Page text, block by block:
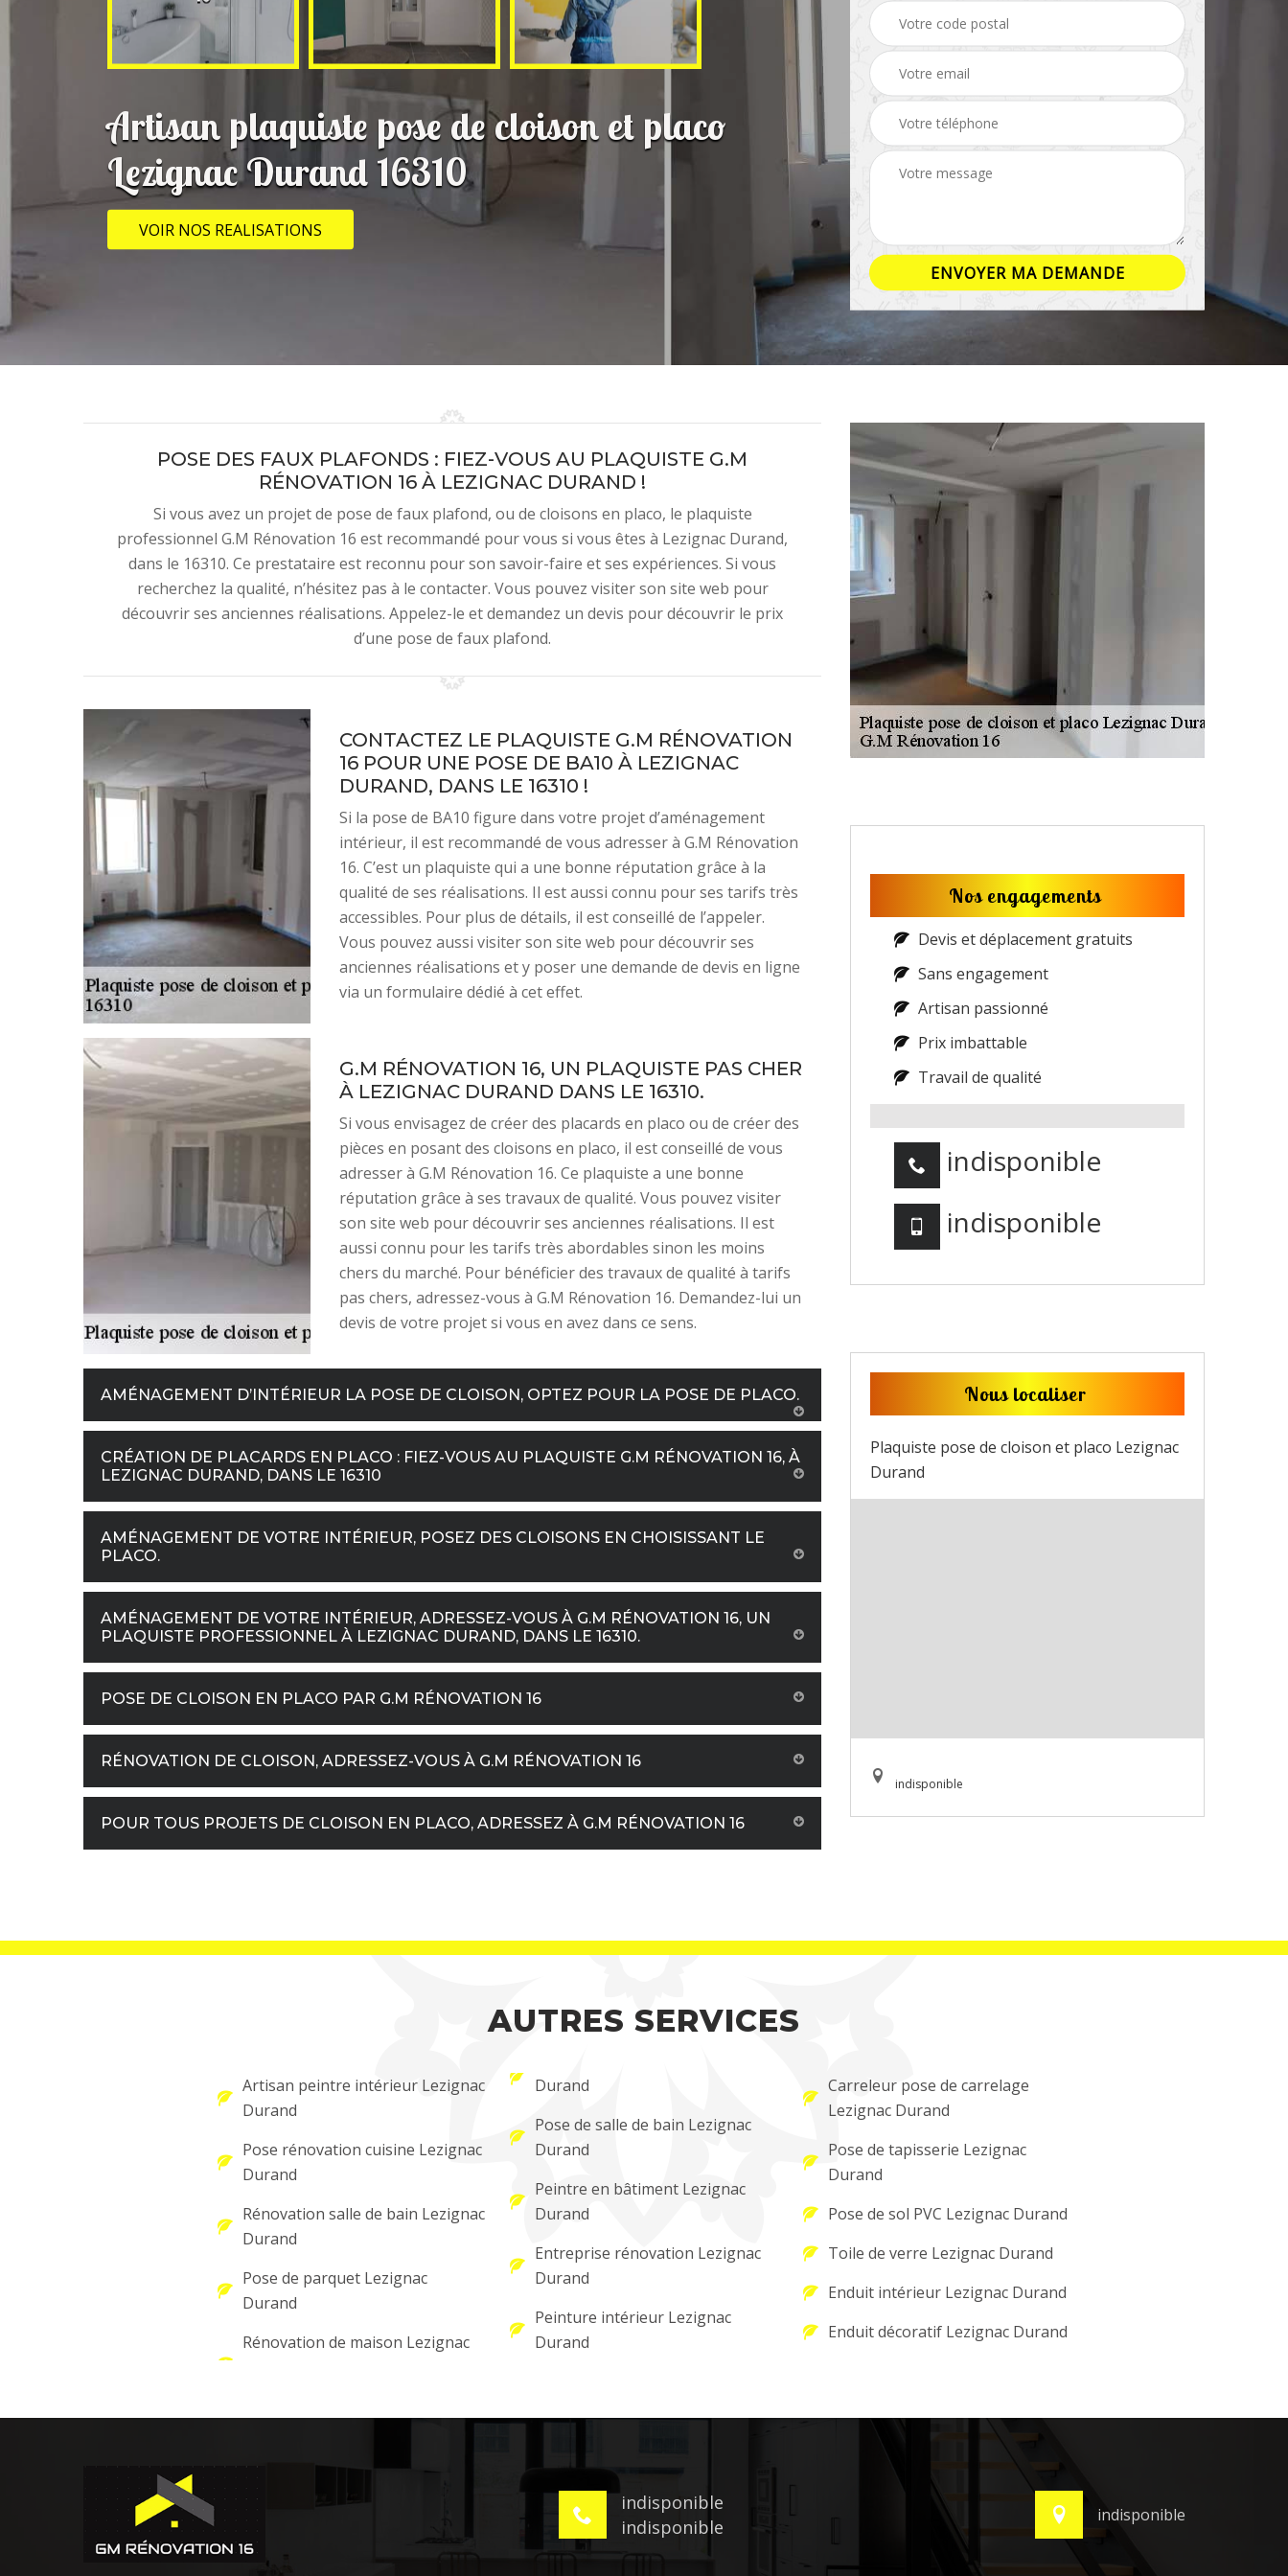
Artisan plaquiste pose de cloison et placo
Lezignac Durand 16310
VOIR NOS REALISATIONS
POSE DES FAUX PLAFONDS : FIEZ-VOUS AU PLAQUISTE G.M
RÉNOVATION 16 À LEZIGNAC DURAND !
Si vous avez un projet de pose de faux plafond, ou de cloisons en placo, le plaquiste
professionnel G.M Rénovation 16 est recommandé pour vous si vous êtes à Lezignac Durand,
dans le 16310. Ce prestataire est reconnu pour son savoir-faire et ses expériences. Si vous
recherchez la qualité, n’hésitez pas à le contacter. Vous pouvez visiter son site web pour
découvrir ses anciennes réalisations. Appelez-le et demandez un devis pour découvrir le prix
d’une pose de faux plafond.
CONTACTEZ LE PLAQUISTE G.M RÉNOVATION
16 POUR UNE POSE DE BA10 À LEZIGNAC
DURAND, DANS LE 16310 !
Si la pose de BA10 figure dans votre projet d’aménagement
intérieur, il est recommandé de vous adresser à G.M Rénovation
16. C’est un plaquiste qui a une bonne réputation grâce à la
qualité de ses réalisations. Il est aussi connu pour ses tarifs très
accessibles. Pour plus de détails, il est conseillé de l’appeler.
Vous pouvez aussi visiter son site web pour découvrir ses
anciennes réalisations et y poser une demande de devis en ligne
via un formulaire dédié à cet effet.
G.M RÉNOVATION 16, UN PLAQUISTE PAS CHER
À LEZIGNAC DURAND DANS LE 16310.
Si vous envisagez de créer des placards en placo ou de créer des
pièces en posant des cloisons en placo, il est conseillé de vous
adresser à G.M Rénovation 16. Ce plaquiste a une bonne
réputation grâce à ses travaux de qualité. Vous pouvez visiter
son site web pour découvrir ses anciennes réalisations. Il est
aussi connu pour les tarifs très abordables sinon les moins
chers du marché. Pour bénéficier des travaux de qualité à tarifs
pas chers, adressez-vous à G.M Rénovation 16. Demandez-lui un
devis de votre projet si vous en avez dans ce sens.
AMÉNAGEMENT D’INTÉRIEUR LA POSE DE CLOISON, OPTEZ POUR LA POSE DE PLACO.
CRÉATION DE PLACARDS EN PLACO : FIEZ-VOUS AU PLAQUISTE G.M RÉNOVATION 16, À
LEZIGNAC DURAND, DANS LE 16310
AMÉNAGEMENT DE VOTRE INTÉRIEUR, POSEZ DES CLOISONS EN CHOISISSANT LE
PLACO.
AMÉNAGEMENT DE VOTRE INTÉRIEUR, ADRESSEZ-VOUS À G.M RÉNOVATION 16, UN
PLAQUISTE PROFESSIONNEL À LEZIGNAC DURAND, DANS LE 16310.
POSE DE CLOISON EN PLACO PAR G.M RÉNOVATION 16
RÉNOVATION DE CLOISON, ADRESSEZ-VOUS À G.M RÉNOVATION 16
POUR TOUS PROJETS DE CLOISON EN PLACO, ADRESSEZ À G.M RÉNOVATION 16
Nos engagements
Devis et déplacement gratuits
Sans engagement
Artisan passionné
Prix imbattable
Travail de qualité
indisponible
indisponible
Nous localiser
Plaquiste pose de cloison et placo Lezignac
Durand
indisponible
AUTRES SERVICES
Artisan peintre intérieur Lezignac
Durand
Pose rénovation cuisine Lezignac
Durand
Rénovation salle de bain Lezignac
Durand
Pose de parquet Lezignac
Durand
Rénovation de maison Lezignac
Durand
Pose de salle de bain Lezignac
Durand
Peintre en bâtiment Lezignac
Durand
Entreprise rénovation Lezignac
Durand
Peinture intérieur Lezignac
Durand
Carreleur pose de carrelage
Lezignac Durand
Pose de tapisserie Lezignac
Durand
Pose de sol PVC Lezignac Durand
Toile de verre Lezignac Durand
Enduit intérieur Lezignac Durand
Enduit décoratif Lezignac Durand
indisponible
indisponible
indisponible